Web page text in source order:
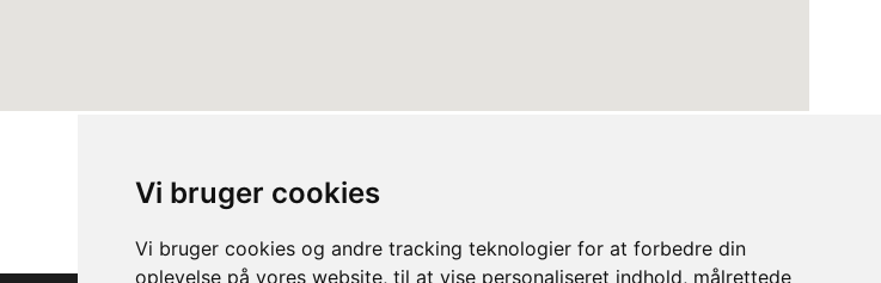
Vi bruger cookies
Vi bruger cookies og andre tracking teknologier for at forbedre din
oplevelse på vores website, til at vise personaliseret indhold, målrettede